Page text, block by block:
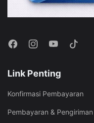
Link Penting
Konfirmasi Pembayaran
Pembayaran & Pengiriman